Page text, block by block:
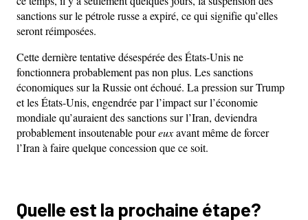
sanctions sur le pétrole russe a expiré, ce qui signifie qu’elles
seront réimposées.
Cette dernière tentative désespérée des États-Unis ne
fonctionnera probablement pas non plus. Les sanctions
économiques sur la Russie ont échoué. La pression sur Trump
et les États-Unis, engendrée par l’impact sur l’économie
mondiale qu’auraient des sanctions sur l’Iran, deviendra
probablement insoutenable poureuxavant même de forcer
l’Iran à faire quelque concession que ce soit.
Quelle est la prochaine étape?